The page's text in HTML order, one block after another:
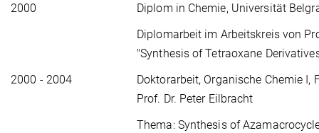
2000
Diplom in Chemie, Universität
Diplomarbeit im Arbeitskreis von
"Synthesis of Tetraoxane
2000 - 2004
Doktorarbeit, Organische Chemie I,
Prof. Dr. Peter Eilbracht
Thema: Synthesis of